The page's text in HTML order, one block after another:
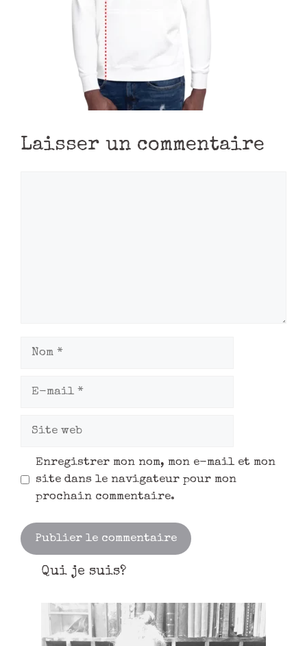
Laisser un commentaire
Enregistrer mon nom, mon e-mail et mon
site dans le navigateur pour mon
prochain commentaire.
Qui je suis?